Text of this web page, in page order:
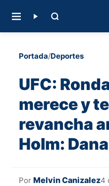
Portada/Deportes
UFC:
merece y
revancha
Holm:
Por Melvin Canizalez4